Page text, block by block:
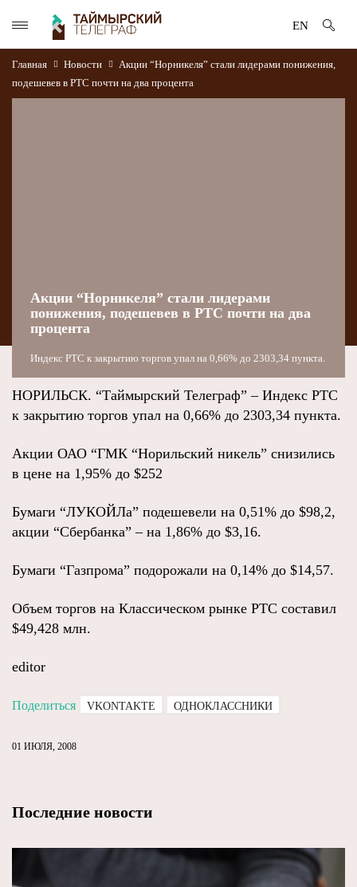
EN
Главная Новости
Акции “Норникеля” стали лидерами понижения,
подешевев в РТС почти на два процента
Акции “Норникеля” стали лидерами
понижения, подешевев в РТС почти на два
процента
Индекс РТС к закрытию торгов упал на 0,66% до 2303,34 пункта.
НОРИЛЬСК. “Таймырский Телеграф” – Индекс РТС
к закрытию торгов упал на 0,66% до 2303,34 пункта.
Акции ОАО “ГМК “Норильский никель” снизились
в цене на 1,95% до $252
Бумаги “ЛУКОЙЛа” подешевели на 0,51% до $98,2,
акции “Сбербанка” – на 1,86% до $3,16.
Бумаги “Газпрома” подорожали на 0,14% до $14,57.
Объем торгов на Классическом рынке РТС составил
$49,428 млн.
editor
Поделиться VKONTAKTE ОДНОКЛАССНИКИ
01 ИЮЛЯ, 2008
Последние новости